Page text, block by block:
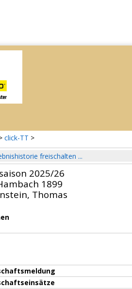
click-TT >
freischalten ...
2025/26
1899
Thomas